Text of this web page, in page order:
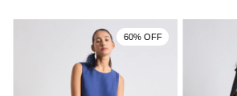
60% OFF